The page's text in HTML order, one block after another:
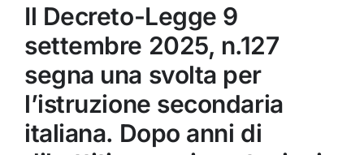
Il Decreto-Legge 9
settembre 2025, n.127
segna una svolta per
l’istruzione secondaria
italiana. Dopo anni di